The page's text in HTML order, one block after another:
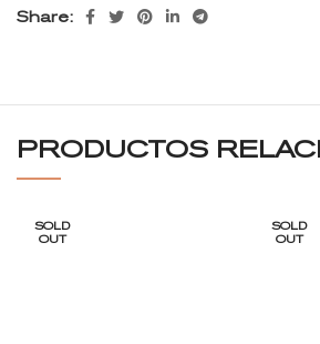
Share:
PRODUCTOS
SOLD
OUT
SOLD
OUT